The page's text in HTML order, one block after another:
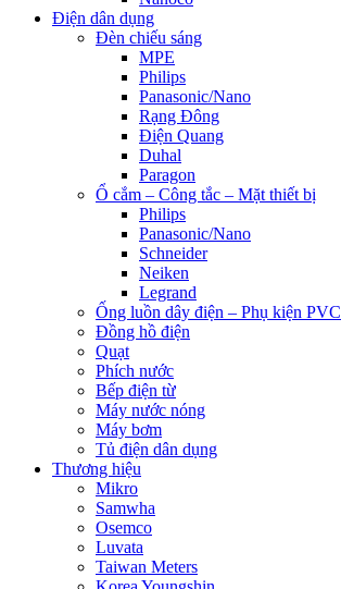
Điện dân dụng
Đèn chiếu sáng
MPE
Philips
Panasonic/Nano
Rạng Đông
Điện Quang
Duhal
Paragon
Ổ cắm – Công tắc – Mặt thiết bị
Philips
Panasonic/Nano
Schneider
Neiken
Legrand
Ống luồn dây điện – Phụ kiện PVC
Đồng hồ điện
Quạt
Phích nước
Bếp điện từ
Máy nước nóng
Máy bơm
Tủ điện dân dụng
Thương hiệu
Mikro
Samwha
Osemco
Luvata
Taiwan Meters